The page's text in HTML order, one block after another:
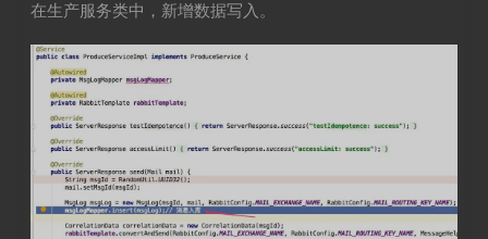
在生产服务类中，新增数据写入。